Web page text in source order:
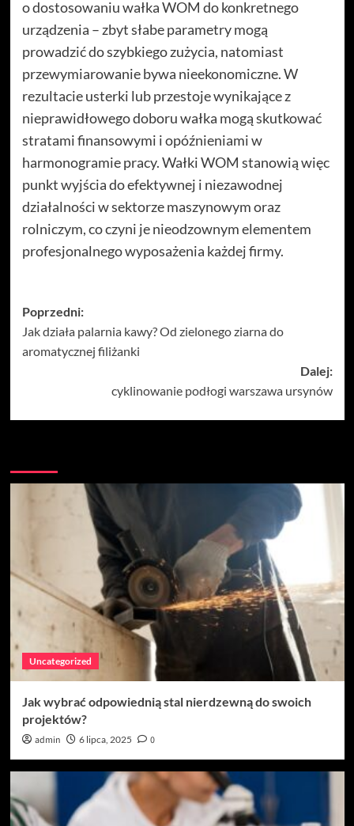
o dostosowaniu wałka WOM do konkretnego
urządzenia – zbyt słabe parametry mogą
prowadzić do szybkiego zużycia, natomiast
przewymiarowanie bywa nieekonomiczne. W
rezultacie usterki lub przestoje wynikające z
nieprawidłowego doboru wałka mogą skutkować
stratami finansowymi i opóźnieniami w
harmonogramie pracy. Wałki WOM stanowią więc
punkt wyjścia do efektywnej i niezawodnej
działalności w sektorze maszynowym oraz
rolniczym, co czyni je nieodzownym elementem
profesjonalnego wyposażenia każdej firmy.
Zobacz
wpisy
Poprzedni:
Jak działa palarnia kawy? Od zielonego ziarna do
aromatycznej filiżanki
Dalej:
cyklinowanie podłogi warszawa ursynów
Uncategorized
Jak wybrać odpowiednią stal nierdzewną do swoich
projektów?
admin 6 lipca, 2025 0